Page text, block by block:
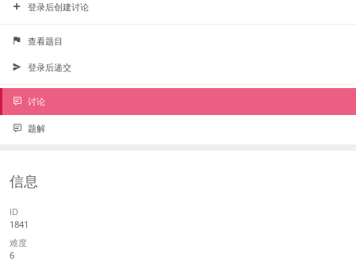
登录后创建讨论
查看题目
登录后递交
讨论
题解
信息
ID
1841
难度
6